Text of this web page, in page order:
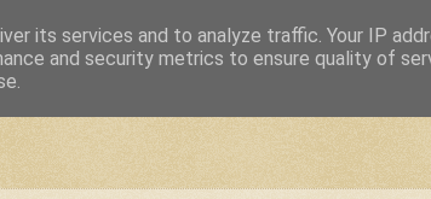
its services and to analyze traffic. Your IP
and security metrics to ensure quality of